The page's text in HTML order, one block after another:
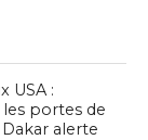
USA :
portes de
Dakar alerte